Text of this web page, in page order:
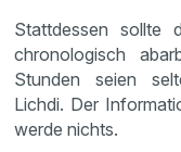
Stattdessen sollte
chronologisch
Stunden seien
Lichdi. Der
werde nichts.